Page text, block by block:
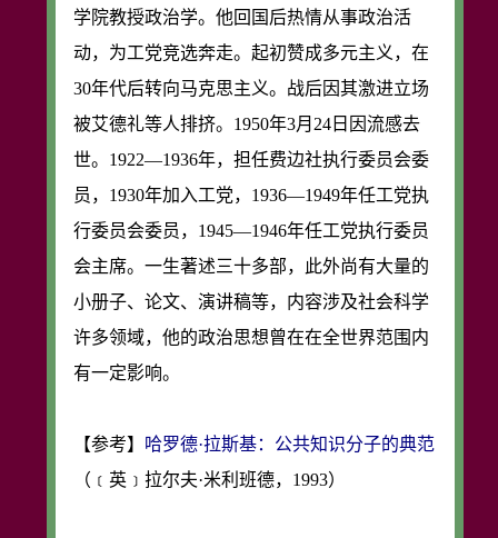
学院教授政治学。他回国后热情从事政治活
动，为工党竞选奔走。起初赞成多元主义，在
30年代后转向马克思主义。战后因其激进立场
被艾德礼等人排挤。1950年3月24日因流感去
世。1922—1936年，担任费边社执行委员会委
员，1930年加入工党，1936—1949年任工党执
行委员会委员，1945—1946年任工党执行委员
会主席。一生著述三十多部，此外尚有大量的
小册子、论文、演讲稿等，内容涉及社会科学
许多领域，他的政治思想曾在在全世界范围内
有一定影响。
【参考】 哈罗德·拉斯基：公共知识分子的典范
（﹝英﹞拉尔夫·米利班德，1993）